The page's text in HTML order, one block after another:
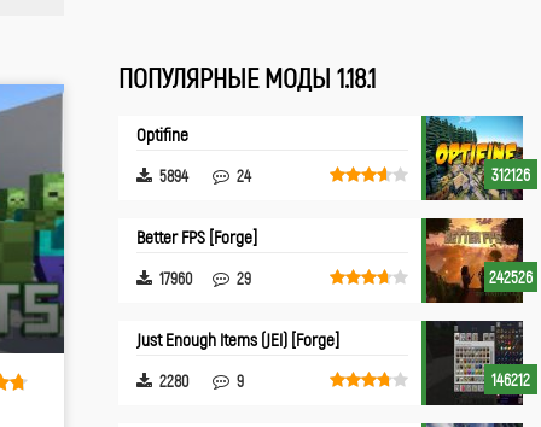
ПОПУЛЯРНЫЕ МОДЫ 1.18.1
312126
Optifine
5894 24
242526
Better FPS [Forge]
17960 29
146212
Just Enough Items (JEI) [Forge]
2280 9